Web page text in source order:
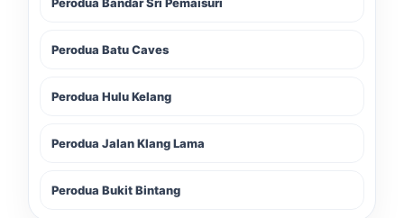
Perodua Bandar Sri Pemaisuri
Perodua Batu Caves
Perodua Hulu Kelang
Perodua Jalan Klang Lama
Perodua Bukit Bintang